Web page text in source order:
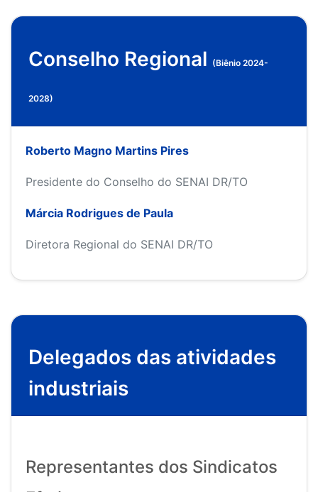
Conselho Regional (Biênio 2024-
2028)
Roberto Magno Martins Pires
Presidente do Conselho do SENAI DR/TO
Márcia Rodrigues de Paula
Diretora Regional do SENAI DR/TO
Delegados das atividades
industriais
Representantes dos Sindicatos